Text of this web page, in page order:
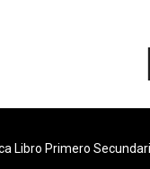
Libro Primero